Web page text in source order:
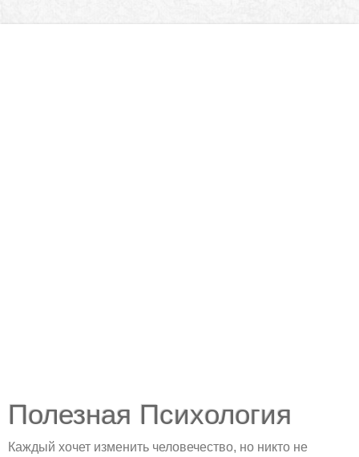
Полезная Психология
Каждый хочет изменить человечество, но никто не